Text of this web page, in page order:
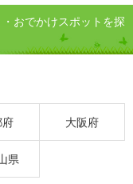
おでかけスポットを探
大阪府
県